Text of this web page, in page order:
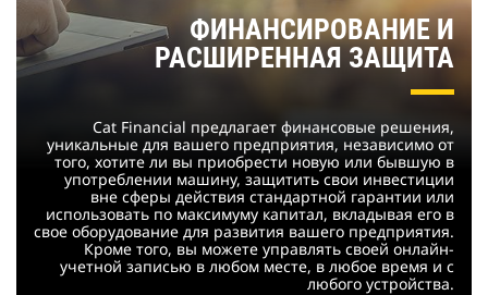
ФИНАНСИРОВАНИЕ И
РАСШИРЕННАЯ ЗАЩИТА
Cat Financial предлагает финансовые решения,
уникальные для вашего предприятия, независимо от
того, хотите ли вы приобрести новую или бывшую в
употреблении машину, защитить свои инвестиции
вне сферы действия стандартной гарантии или
использовать по максимуму капитал, вкладывая его в
свое оборудование для развития вашего предприятия.
Кроме того, вы можете управлять своей онлайн-
учетной записью в любом месте, в любое время и с
любого устройства.